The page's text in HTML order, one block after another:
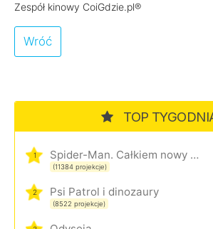
Zespół kinowy CoiGdzie.pl®
Wróć
TOP
1 Spider-Man. Całkiem nowy dzień
(11384 projekcje)
2 Psi Patrol i dinozaury
(8522 projekcje)